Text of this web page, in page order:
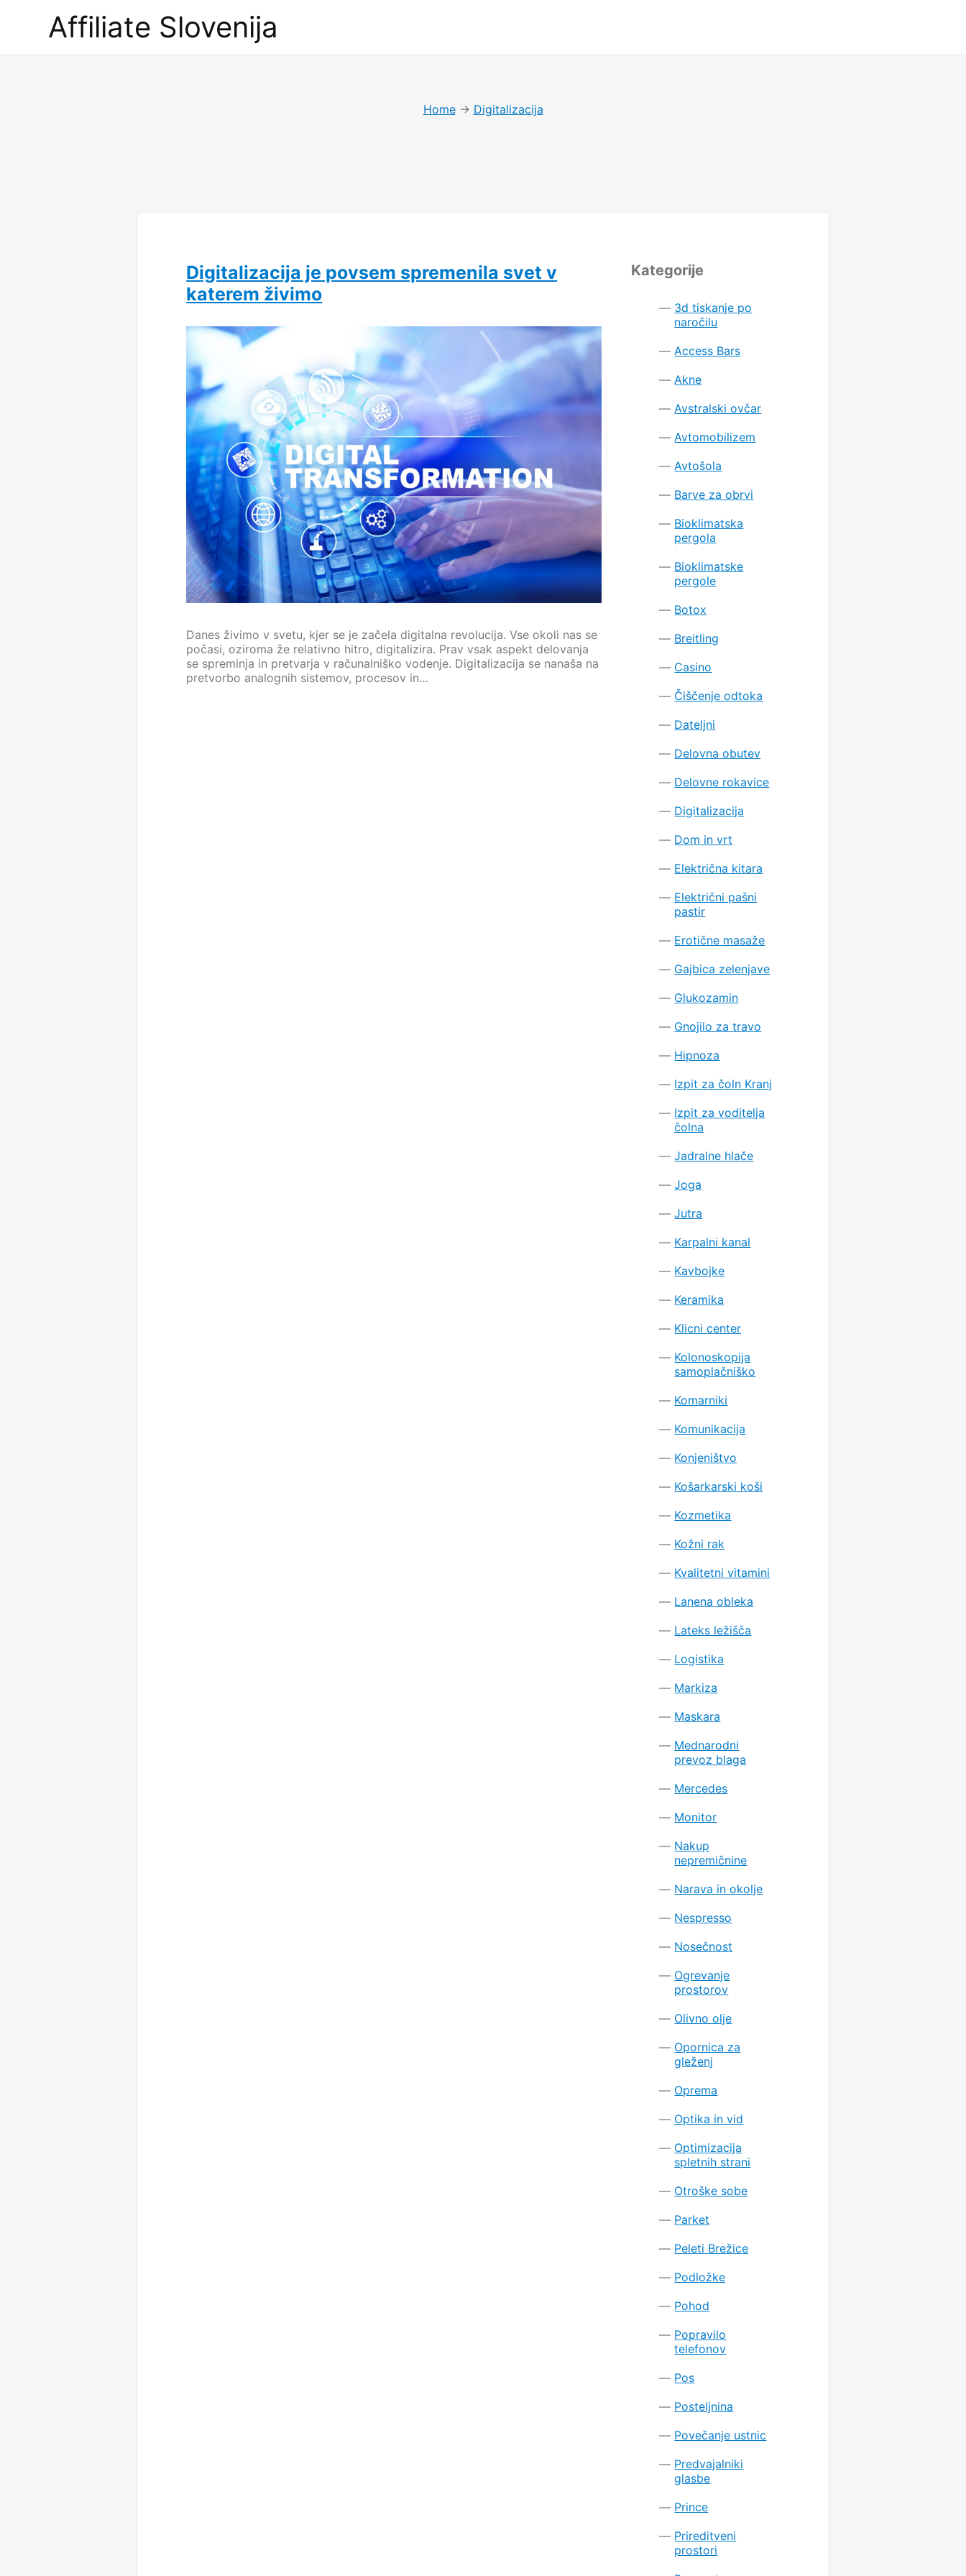
Affiliate
Affiliate Slovenija
Home → Digitalizacija
Digitalizacija je povsem spremenila svet v
katerem živimo
Danes živimo v svetu, kjer se je začela digitalna revolucija. Vse okoli nas se
počasi, oziroma že relativno hitro, digitalizira. Prav vsak aspekt delovanja
se spreminja in pretvarja v računalniško vodenje. Digitalizacija se nanaša na
pretvorbo analognih sistemov, procesov in…
Kategorije
3d tiskanje po
naročilu
Access Bars
Akne
Avstralski ovčar
Avtomobilizem
Avtošola
Barve za obrvi
Bioklimatska
pergola
Bioklimatske
pergole
Botox
Breitling
Casino
Čiščenje odtoka
Dateljni
Delovna obutev
Delovne rokavice
Digitalizacija
Dom in vrt
Električna kitara
Električni pašni
pastir
Erotične masaže
Gajbica zelenjave
Glukozamin
Gnojilo za travo
Hipnoza
Izpit za čoln Kranj
Izpit za voditelja
čolna
Jadralne hlače
Joga
Jutra
Karpalni kanal
Kavbojke
Keramika
Klicni center
Kolonoskopija
samoplačniško
Komarniki
Komunikacija
Konjeništvo
Košarkarski koši
Kozmetika
Kožni rak
Kvalitetni vitamini
Lanena obleka
Lateks ležišča
Logistika
Markiza
Maskara
Mednarodni
prevoz blaga
Mercedes
Monitor
Nakup
nepremičnine
Narava in okolje
Nespresso
Nosečnost
Ogrevanje
prostorov
Olivno olje
Opornica za
gleženj
Oprema
Optika in vid
Optimizacija
spletnih strani
Otroške sobe
Parket
Peleti Brežice
Podložke
Pohod
Popravilo
telefonov
Pos
Posteljnina
Povečanje ustnic
Predvajalniki
glasbe
Prince
Prireditveni
prostori